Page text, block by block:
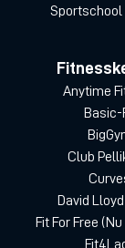
Sportschool
Anytime
Basic-
Club
David
Fit For Free